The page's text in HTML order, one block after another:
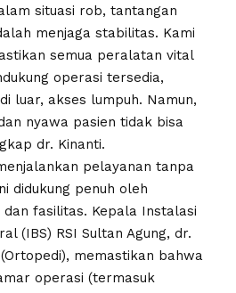
situasi rob, tantangan
menjaga stabilitas. Kami
semua peralatan vital
operasi tersedia,
luar, akses lumpuh. Namun,
nyawa pasien tidak bisa
dr. Kinanti.
pelayanan tanpa
didukung penuh oleh
dan fasilitas. Kepala Instalasi
(IBS) RSI Sultan Agung, dr.
memastikan bahwa
operasi (termasuk